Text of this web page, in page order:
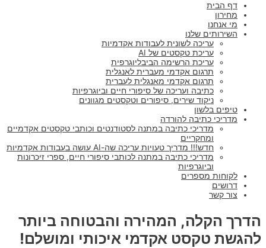
דף הבית
מחירון
מי אנחנו
השירותים שלנו
עריכה לשונית לעבודות אקדמיות
עריכת טקסטים של AI
עריכת הרשימה הביבליוגרפית
תרגום אקדמי מעברית לאנגלית
תרגום אקדמי מאנגלית לעברית
כתיבה ועריכה של סיפורי חיים וביוגרפיות
ניקוד שירים, סיפורים וטקסטים מגוונים
טיפים בלשון
מדריכי כתיבה להורדה
מדריכי כתיבה במתנה לסטודנטים וכותבי טקסטים אקדמיים
ומחקריים
חדש!!! מדריך טעויות עריכה שה-AI עושה בעבודות אקדמיות
מדריכי כתיבה במתנה לכותבי סיפורי חיים, ספרי זיכרונות
וביוגרפיות
לקוחות מספרים
דרושים
צור קשר
הדרך הקלה, המהירה והבטוחה ביותר
להגשת טקסט אקדמי איכותי ומושלם!